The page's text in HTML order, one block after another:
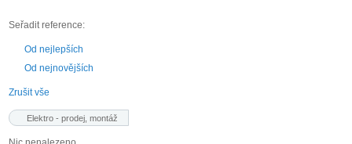
Seřadit reference:
Od nejlepších
Od nejnovějších
Zrušit vše
Elektro - prodej, montáž